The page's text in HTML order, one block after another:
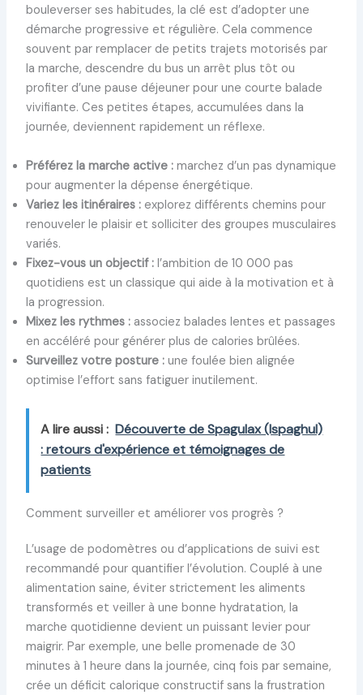
bouleverser ses habitudes, la clé est d’adopter une
démarche progressive et régulière. Cela commence
souvent par remplacer de petits trajets motorisés par
la marche, descendre du bus un arrêt plus tôt ou
profiter d’une pause déjeuner pour une courte balade
vivifiante. Ces petites étapes, accumulées dans la
journée, deviennent rapidement un réflexe.
Préférez la marche active :marchez d’un pas dynamique
pour augmenter la dépense énergétique.
Variez les itinéraires :explorez différents chemins pour
renouveler le plaisir et solliciter des groupes musculaires
variés.
Fixez-vous un objectif :l’ambition de 10 000 pas
quotidiens est un classique qui aide à la motivation et à
la progression.
Mixez les rythmes :associez balades lentes et passages
en accéléré pour générer plus de calories brûlées.
Surveillez votre posture :une foulée bien alignée
optimise l’effort sans fatiguer inutilement.
A lire aussi : Découverte de Spagulax (Ispaghul)
: retours d'expérience et témoignages de
patients
Comment surveiller et améliorer vos progrès ?
L’usage de podomètres ou d’applications de suivi est
recommandé pour quantifier l’évolution. Couplé à une
alimentation saine, éviter strictement les aliments
transformés et veiller à une bonne hydratation, la
marche quotidienne devient un puissant levier pour
maigrir. Par exemple, une belle promenade de 30
minutes à 1 heure dans la journée, cinq fois par semaine,
crée un déficit calorique constructif sans la frustration